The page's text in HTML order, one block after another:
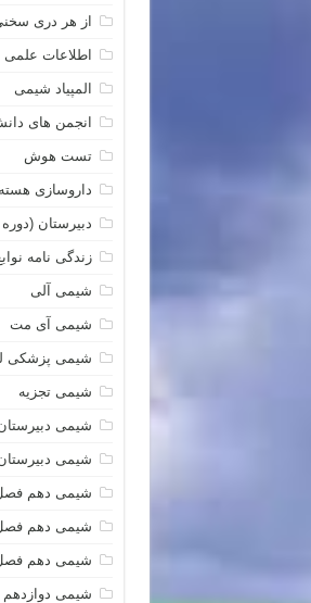
از هر دری
اطلاعات علمی
المپیاد شیمی
انجمن های
تست هوش
داروسازی
دبیرستان
زندگی نامه
شیمی آلی
شیمی آی مت
شیمی پزشکی
شیمی تجزیه
شیمی
شیمی
شیمی دهم
شیمی دهم
شیمی دهم
شیمی